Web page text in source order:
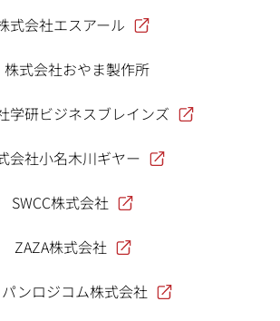
式会社エスアール
株式会社おやま製作所
学研ビジネスブレインズ
会社小名木川ギヤー
SWCC株式会社
ZAZA株式会社
ンロジコム株式会社